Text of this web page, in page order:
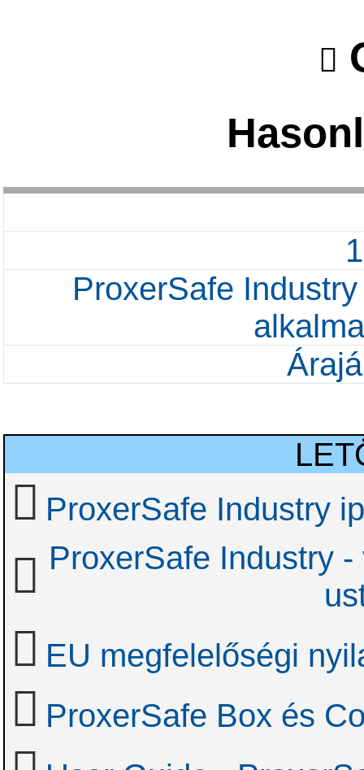
ProxerSafe
ProxerSafe Industry
ProxerSafe Industry
EU megfelelőségi
ProxerSafe Box és